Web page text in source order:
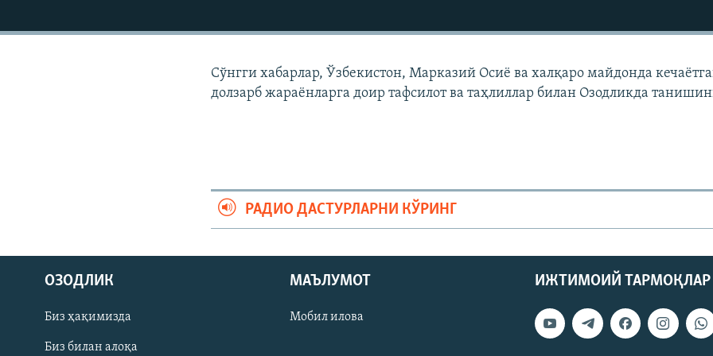
На русском
ИЖТИМОИЙ ТАРМОҚЛАР
Сўнгги хабарлар, Ўзбекистон, Марказий Осиë ва халқаро майдонда
долзарб жараëнларга доир тафсилот ва таҳлиллар билан Озодликда
РАДИО ДАСТУРЛАРНИ КЎРИНГ
ИЖТИМОИЙ ТАРМОҚЛАР
ОЗОДЛИК
Биз ҳақимизда
Биз билан алоқа
МАЪЛУМОТ
Мобил илова